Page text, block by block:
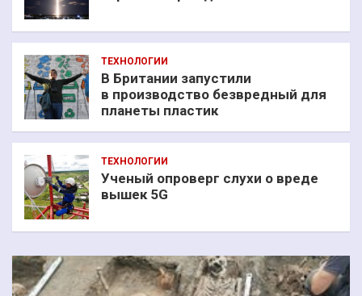
ТЕХНОЛОГИИ
В Британии запустили
в производство безвредный для
планеты пластик
ТЕХНОЛОГИИ
Ученый опроверг слухи о вреде
вышек 5G